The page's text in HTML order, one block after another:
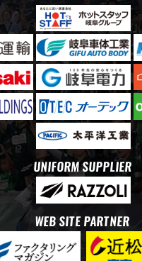
UNIFORM SUPPLIER
WEB SITE PARTNER